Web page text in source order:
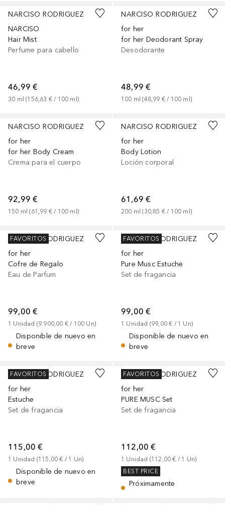
NARCISO RODRIGUEZ
NARCISO
Hair Mist
Perfume para cabello
46,99 €
30 ml (156,63 € / 100 ml )
NARCISO RODRIGUEZ
for her
for her Deodorant Spray
Desodorante
48,99 €
100 ml (48,99 € / 100 ml )
NARCISO RODRIGUEZ
for her
for her Body Cream
Crema para el cuerpo
92,99 €
150 ml (61,99 € / 100 ml )
NARCISO RODRIGUEZ
for her
Body Lotion
Loción corporal
61,69 €
200 ml (30,85 € / 100 ml )
NARCISO RODRIGUEZ
for her
Cofre de Regalo
Eau de Parfum
99,00 €
1 Unidad (9.900,00 € / 100 Un)
Disponible de nuevo en
breve
FAVORITOS
NARCISO RODRIGUEZ
for her
Pure Musc Estuche
Set de fragancia
99,00 €
1 Unidad (99,00 € / 1 Un)
Disponible de nuevo en
breve
FAVORITOS
NARCISO RODRIGUEZ
for her
Estuche
Set de fragancia
115,00 €
1 Unidad (115,00 € / 1 Un)
Disponible de nuevo en
breve
FAVORITOS
NARCISO RODRIGUEZ
for her
PURE MUSC Set
Set de fragancia
112,00 €
1 Unidad (112,00 € / 1 Un)
BEST PRICE
Próximamente
FAVORITOS